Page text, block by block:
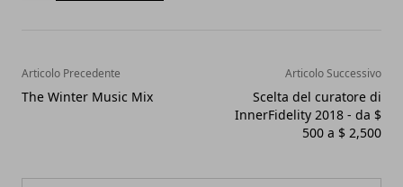
Articolo Precedente
The Winter Music Mix
Articolo Successivo
Scelta del curatore di
InnerFidelity 2018 - da $
500 a $ 2,500